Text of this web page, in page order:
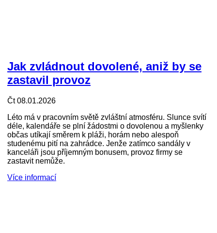
Jak zvládnout dovolené, aniž by se
zastavil provoz
Čt 08.01.2026
Léto má v pracovním světě zvláštní atmosféru. Slunce svítí
déle, kalendáře se plní žádostmi o dovolenou a myšlenky
občas utíkají směrem k pláži, horám nebo alespoň
studenému pití na zahrádce. Jenže zatímco sandály v
kanceláři jsou příjemným bonusem, provoz firmy se
zastavit nemůže.
Více informací